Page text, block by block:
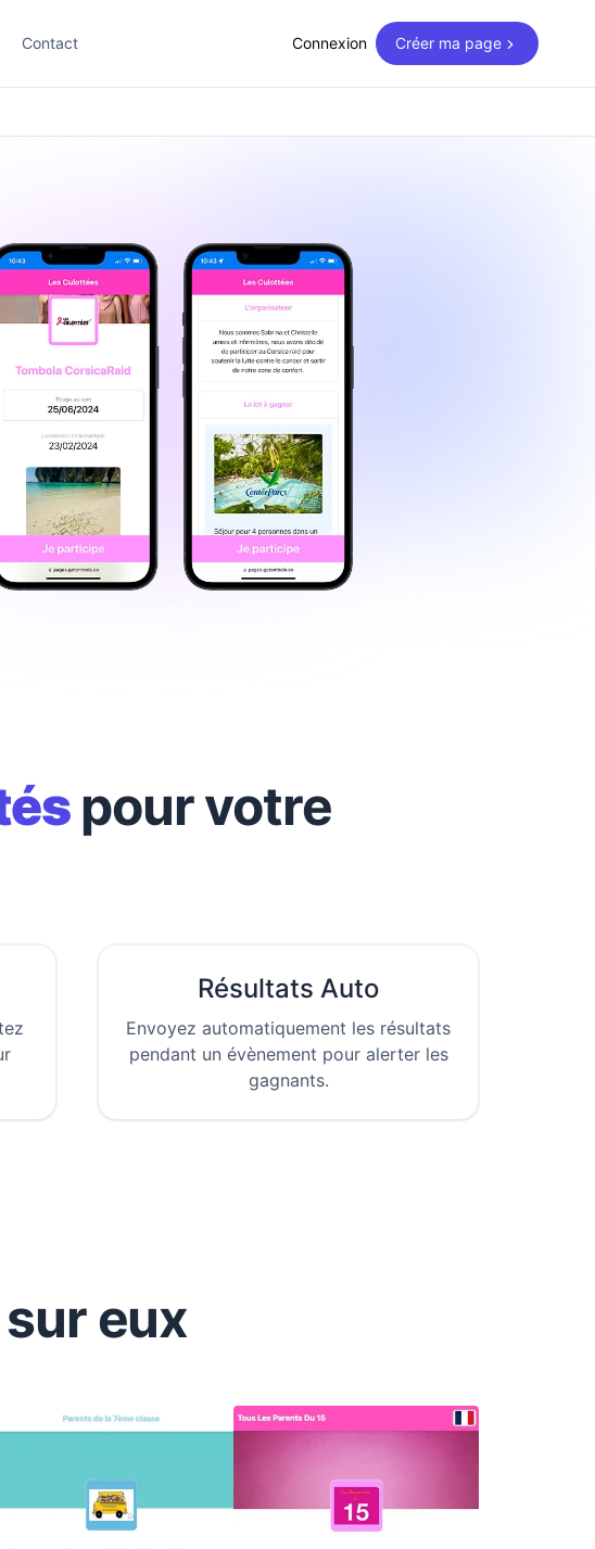
Contact Connexion Créer ma page
pour votre
Résultats Auto
Envoyez automatiquement les résultats
pendant un évènement pour alerter les
gagnants.
sur eux